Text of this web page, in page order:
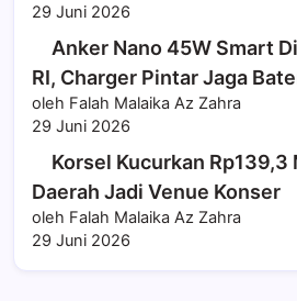
29 Juni 2026
Anker Nano 45W Smart
RI, Charger Pintar Jaga
oleh Falah Malaika Az Zahra
29 Juni 2026
Korsel Kucurkan Rp139,3
Daerah Jadi Venue Konser
oleh Falah Malaika Az Zahra
29 Juni 2026